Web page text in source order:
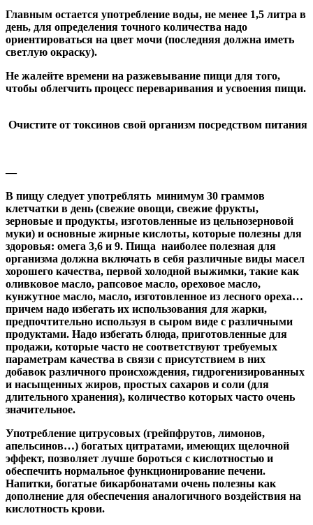
Главным остается употребление воды, не менее 1,5 литра в
день, для определения точного количества надо
ориентироваться на цвет мочи (последняя должна иметь
светлую окраску).
Не жалейте времени на разжевывание пищи для того,
чтобы облегчить процесс переваривания и усвоения пищи.
Очистите от токсинов свой организм посредством питания
—
В пищу следует употреблять минимум 30 граммов
клетчатки в день (свежие овощи, свежие фрукты,
зерновые и продукты, изготовленные из цельнозерновой
муки) и основные жирные кислоты, которые полезны для
здоровья: омега 3,6 и 9. Пища наиболее полезная для
организма должна включать в себя различные виды масел
хорошего качества, первой холодной выжимки, такие как
оливковое масло, рапсовое масло, ореховое масло,
кунжутное масло, масло, изготовленное из лесного ореха…
причем надо избегать их использования для жарки,
предпочтительно используя в сыром виде с различными
продуктами. Надо избегать блюда, приготовленные для
продажи, которые часто не соответствуют требуемых
параметрам качества в связи с присутствием в них
добавок различного происхождения, гидрогенизированных
и насыщенных жиров, простых сахаров и соли (для
длительного хранения), количество которых часто очень
значительное.
Употребление цитрусовых (грейпфрутов, лимонов,
апельсинов…) богатых цитратами, имеющих щелочной
эффект, позволяет лучше бороться с кислотностью и
обеспечить нормальное функционирование печени.
Напитки, богатые бикарбонатами очень полезны как
дополнение для обеспечения аналогичного воздействия на
кислотность крови.